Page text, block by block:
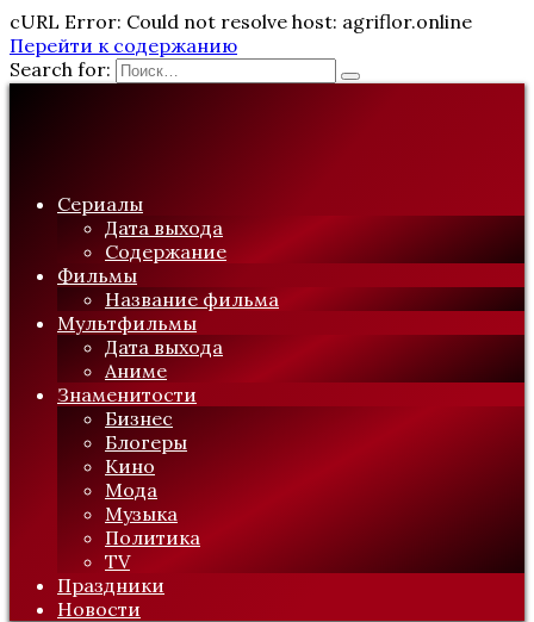
cURL Error: Could not resolve host: agriflor.online
Перейти к содержанию
Search for:
Сериалы
Дата выхода
Содержание
Фильмы
Название фильма
Мультфильмы
Дата выхода
Аниме
Знаменитости
Бизнес
Блогеры
Кино
Мода
Музыка
Политика
TV
Праздники
Новости